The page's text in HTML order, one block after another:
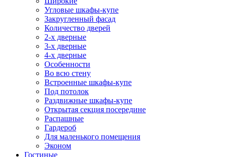
Угловые шкафы-купе
Закругленный фасад
Количество дверей
2-х дверные
3-х дверные
4-х дверные
Особенности
Во всю стену
Встроенные шкафы-купе
Под потолок
Раздвижные шкафы-купе
Открытая секция посередине
Распашные
Гардероб
Для маленького помещения
Эконом
Гостиные